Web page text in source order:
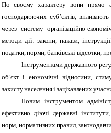
По своєму характеру вони прямо
господарюючих суб’єктів,
через систему організаційно-
методи дії: закони, накази,
податки, норми, банківські відсотки,
Інструментами державного
об’єкт і економічні відносини,
захисту населення і зацікавлених
Новим інструментом
ефективно діючі державні
норм, нормативних правил,